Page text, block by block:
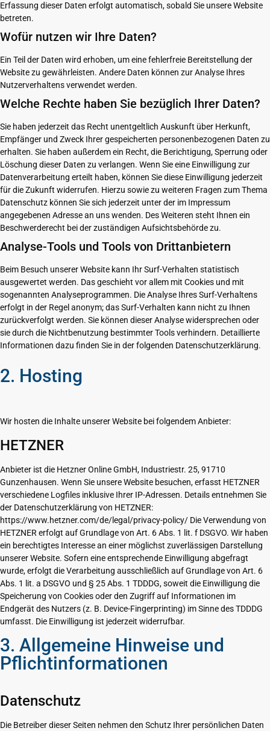
Erfassung dieser Daten erfolgt automatisch, sobald Sie unsere Website
betreten.
Wofür nutzen wir Ihre Daten?
Ein Teil der Daten wird erhoben, um eine fehlerfreie Bereitstellung der
Website zu gewährleisten. Andere Daten können zur Analyse Ihres
Nutzerverhaltens verwendet werden.
Welche Rechte haben Sie bezüglich Ihrer Daten?
Sie haben jederzeit das Recht unentgeltlich Auskunft über Herkunft,
Empfänger und Zweck Ihrer gespeicherten personenbezogenen Daten zu
erhalten. Sie haben außerdem ein Recht, die Berichtigung, Sperrung oder
Löschung dieser Daten zu verlangen. Wenn Sie eine Einwilligung zur
Datenverarbeitung erteilt haben, können Sie diese Einwilligung jederzeit
für die Zukunft widerrufen. Hierzu sowie zu weiteren Fragen zum Thema
Datenschutz können Sie sich jederzeit unter der im Impressum
angegebenen Adresse an uns wenden. Des Weiteren steht Ihnen ein
Beschwerderecht bei der zuständigen Aufsichtsbehörde zu.
Analyse-Tools und Tools von Drittanbietern
Beim Besuch unserer Website kann Ihr Surf-Verhalten statistisch
ausgewertet werden. Das geschieht vor allem mit Cookies und mit
sogenannten Analyseprogrammen. Die Analyse Ihres Surf-Verhaltens
erfolgt in der Regel anonym; das Surf-Verhalten kann nicht zu Ihnen
zurückverfolgt werden. Sie können dieser Analyse widersprechen oder
sie durch die Nichtbenutzung bestimmter Tools verhindern. Detaillierte
Informationen dazu finden Sie in der folgenden Datenschutzerklärung.
2. Hosting
Wir hosten die Inhalte unserer Website bei folgendem Anbieter:
HETZNER
Anbieter ist die Hetzner Online GmbH, Industriestr. 25, 91710
Gunzenhausen. Wenn Sie unsere Website besuchen, erfasst HETZNER
verschiedene Logfiles inklusive Ihrer IP-Adressen. Details entnehmen Sie
der Datenschutzerklärung von HETZNER:
https://www.hetzner.com/de/legal/privacy-policy/ Die Verwendung von
HETZNER erfolgt auf Grundlage von Art. 6 Abs. 1 lit. f DSGVO. Wir haben
ein berechtigtes Interesse an einer möglichst zuverlässigen Darstellung
unserer Website. Sofern eine entsprechende Einwilligung abgefragt
wurde, erfolgt die Verarbeitung ausschließlich auf Grundlage von Art. 6
Abs. 1 lit. a DSGVO und § 25 Abs. 1 TDDDG, soweit die Einwilligung die
Speicherung von Cookies oder den Zugriff auf Informationen im
Endgerät des Nutzers (z. B. Device-Fingerprinting) im Sinne des TDDDG
umfasst. Die Einwilligung ist jederzeit widerrufbar.
3. Allgemeine Hinweise und
Pflichtinformationen
Datenschutz
Die Betreiber dieser Seiten nehmen den Schutz Ihrer persönlichen Daten